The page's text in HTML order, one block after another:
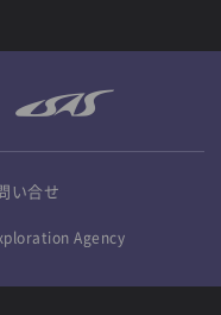
い合せ
Agency